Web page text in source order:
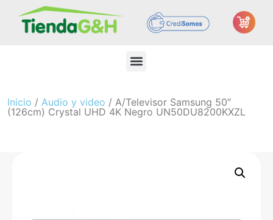
Inicio / Audio y video / A/Televisor Samsung 50″
(126cm) Crystal UHD 4K Negro UN50DU8200KXZL